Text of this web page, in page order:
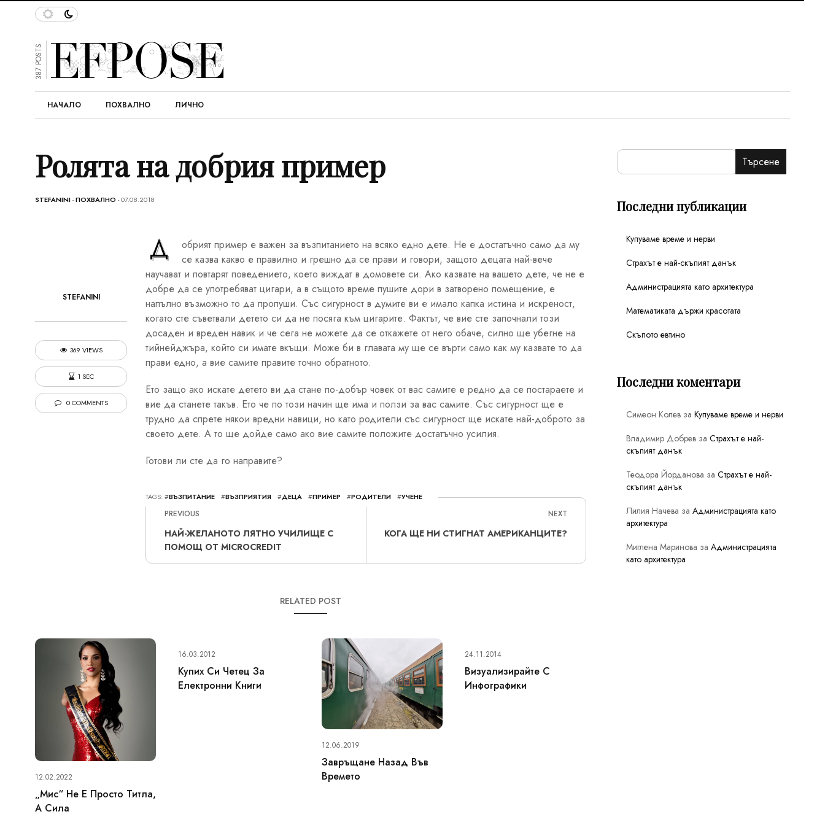
387 POSTS
НАЧАЛО ПОХВАЛНО ЛИЧНО
Ролята на добрия пример
STEFANINI-ПОХВАЛНО - 07.08.2018
STEFANINI
369 VIEWS
1 SEC
0 COMMENTS
Д
обрият пример е важен за възпитанието на всяко едно дете. Не е достатъчно само да му
се казва какво е правилно и грешно да се прави и говори, защото децата най-вече
научават и повтарят поведението, което виждат в домовете си. Ако казвате на вашето дете, че не е
добре да се употребяват цигари, а в същото време пушите дори в затворено помещение, е
напълно възможно то да пропуши. Със сигурност в думите ви е имало капка истина и искреност,
когато сте съветвали детето си да не посяга към цигарите. Фактът, че вие сте започнали този
досаден и вреден навик и че сега не можете да се откажете от него обаче, силно ще убегне на
тийнейджъра, който си имате вкъщи. Може би в главата му ще се върти само как му казвате то да
прави едно, а вие самите правите точно обратното.
Ето защо ако искате детето ви да стане по-добър човек от вас самите е редно да се постараете и
вие да станете такъв. Ето че по този начин ще има и ползи за вас самите. Със сигурност ще е
трудно да спрете някои вредни навици, но като родители със сигурност ще искате най-доброто за
своето дете. А то ще дойде само ако вие самите положите достатъчно усилия.
Готови ли сте да го направите?
TAGS: #ВЪЗПИТАНИЕ #ВЪЗПРИЯТИЯ #ДЕЦА #ПРИМЕР #РОДИТЕЛИ #УЧЕНЕ
PREVIOUS
НАЙ-ЖЕЛАНОТО ЛЯТНО УЧИЛИЩЕ С
ПОМОЩ ОТ MICROCREDIT
NEXT
КОГА ЩЕ НИ СТИГНАТ АМЕРИКАНЦИТЕ?
RELATED POST
12.02.2022
„Мис“ Не Е Просто Титла,
А Сила
16.03.2012
Купих Си Четец За
Електронни Книги
12.06.2019
Завръщане Назад Във
Времето
24.11.2014
Визуализирайте С
Инфографики
Търсене
Последни публикации
Купуваме време и нерви
Страхът е най-скъпият данък
Администрацията като архитектура
Математиката държи красотата
Скъпото евтино
Последни коментари
Симеон Колевза Купуваме време и нерви
Владимир Добревза Страхът е най-
скъпият данък
Теодора Йорданова за Страхът е най-
скъпият данък
Лилия Начева за Администрацията като
архитектура
Миглена Маринова за Администрацията
като архитектура